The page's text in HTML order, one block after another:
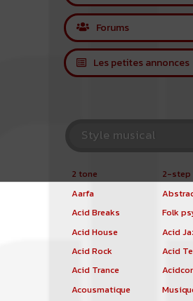
Forums
Les petites annonces
Style musical
2 tone
2-step
Aarfa
Acid Breaks
Folk
Acid House
Acid
Acid Rock
Acid
Acid Trance
Acousmatique